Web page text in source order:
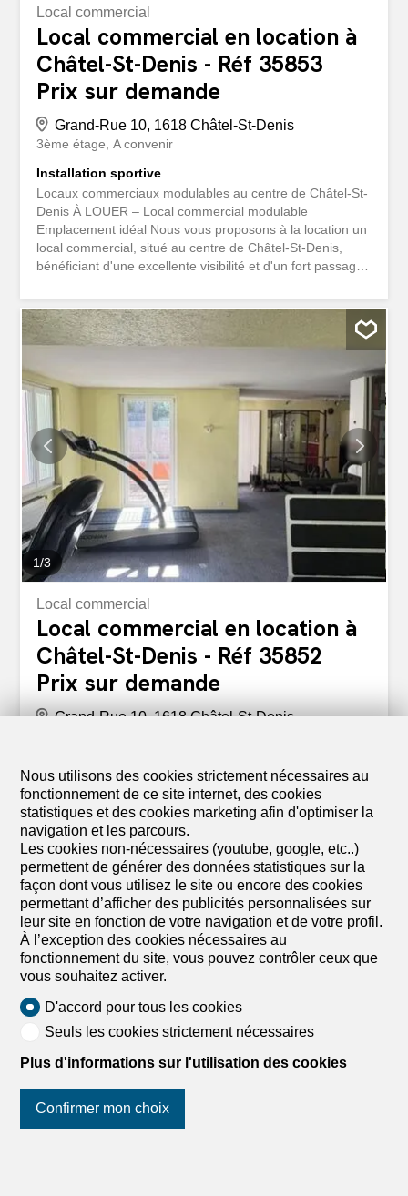
Local commercial
Local commercial en location à
Châtel-St-Denis - Réf 35853
Prix sur demande
Grand-Rue 10, 1618 Châtel-St-Denis
3ème étage A convenir
Installation sportive
Locaux commerciaux modulables au centre de Châtel-St-
Denis À LOUER – Local commercial modulable
Emplacement idéal Nous vous proposons à la location un
local commercial, situé au centre de Châtel-St-Denis,
bénéficiant d'une excellente visibilité et d'un fort passage.
Surface : env. 104 m2Étage : 2ème avec
ascenseurDisposition : Open space modulable selon les
besoins Les locaux ont été aménagés pour accueillir un
avec douches, ainsi que des vestiaires séparés pour
hommes et femmes. Un balcon vient compléter le 2ème
étage. Les locaux sont loués dans leur état actuel mais
des modifications sont possibles. Locaux transformables
Le local est entièrement aménageable et transformable
au gré du preneur. Vous pourrez créer l'agencement idéal
pour votre activité (bureaux, espace de vente, showroom,
atelier, cabinet, etc.), en accord...
1/3
Local commercial
Local commercial en location à
Châtel-St-Denis - Réf 35852
Prix sur demande
Grand-Rue 10, 1618 Châtel-St-Denis
Locaux commerciaux modulables au centre de Châtel-St-
Denis À LOUER – Local commercial modulable
Emplacement idéal Nous vous proposons à la location un
local commercial, situé au centre de Châtel-St-Denis,
bénéficiant d'une excellente visibilité et d'un fort passage.
Disponibilité : de suite / à convenir Description du bien
Surface : env. 104 m2Étage : 2ème avec
ascenseurDisposition : Open space modulable selon les
besoins Les locaux ont été aménagés pour accueillir un
centre de fitness et disposent actuellement de sanitaires
avec douches, ainsi que des vestiaires séparés pour
hommes et femmes. Un balcon vient compléter le 2ème
étage. Les locaux sont loués dans leur état actuel mais
Le local est entièrement aménageable et transformable
au gré du preneur. Vous pourrez créer l'agencement idéal
Nous utilisons des cookies strictement nécessaires au
fonctionnement de ce site internet, des cookies
statistiques et des cookies marketing afin d'optimiser la
navigation et les parcours.
Les cookies non-nécessaires (youtube, google, etc..)
permettent de générer des données statistiques sur la
façon dont vous utilisez le site ou encore des cookies
permettant d’afficher des publicités personnalisées sur
leur site en fonction de votre navigation et de votre profil.
À l’exception des cookies nécessaires au
fonctionnement du site, vous pouvez contrôler ceux que
vous souhaitez activer.
D'accord pour tous les cookies
Seuls les cookies strictement nécessaires
Plus d'informations sur l'utilisation des cookies
Confirmer mon choix